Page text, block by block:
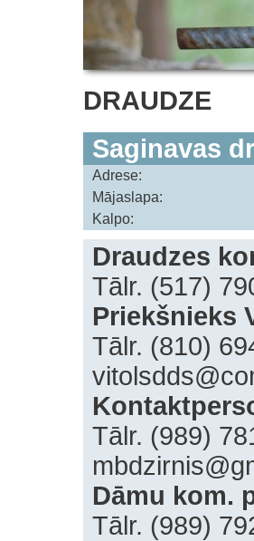
DRAUDZE
Saginavas
Adrese:
Mājaslapa:
Kalpo:
Draudzes
Tālr. (517)
Priekšnieks
Tālr. (810)
‌Tālr. (989)
‍Dāmu kom.
‍Tālr. (989)